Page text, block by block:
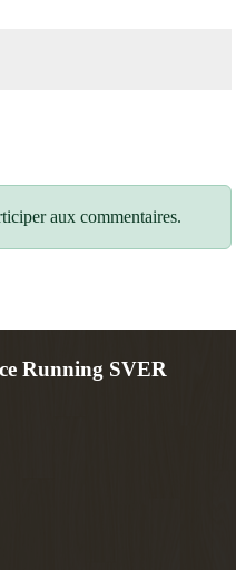
aux commentaires.
Running SVER